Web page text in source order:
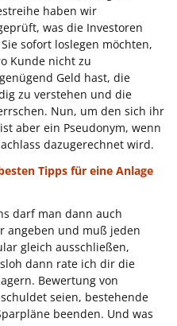
haben wir
was die Investoren
sofort loslegen möchten,
Kunde nicht zu
Geld hast, die
zu verstehen und die
Nun, um den sich ihr
aber ein Pseudonym, wenn
dazugerechnet wird.
Tipps für eine Anlage
darf man dann auch
angeben und muß jeden
gleich ausschließen,
dann rate ich dir die
Bewertung von
seien, bestehende
beenden. Und was